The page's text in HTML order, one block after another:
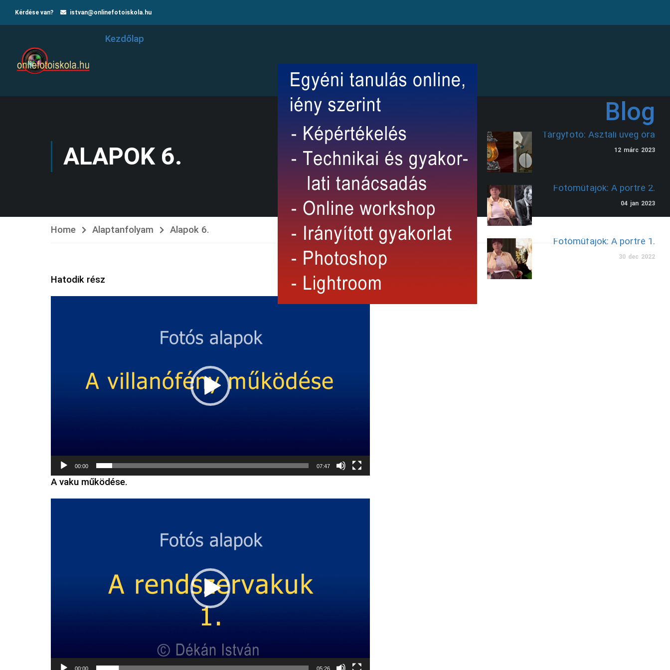
Kérdése van? istvan@onlinefotoiskola.hu
Kezdőlap
Blog
Tárgyfotó: Asztali üveg óra
12 márc 2023
Fotóműfajok: A portré 2.
04 jan 2023
Fotóműfajok: A portré 1.
30 dec 2022
ALAPOK 6.
Home Alaptanfolyam Alapok 6.
Hatodik rész
00:00 07:47
A vaku működése.
00:00 05:26